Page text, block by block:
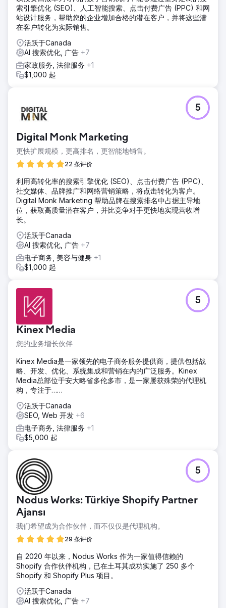
索引擎优化 (SEO)、人工智能搜索、点击付费广告 (PPC) 和网
站设计服务，帮助您的企业增加合格的潜在客户，并将这些潜
在客户转化为实际销售。
活跃于Canada
AI 搜索优化, 广告 +7
家政服务, 法律服务 +1
$1,000 起
Digital Monk Marketing
更快扩展规模，更高排名，更智能地销售。
22 条评价
5
利用高转化率的搜索引擎优化 (SEO)、点击付费广告 (PPC)、
社交媒体、品牌推广和网络营销策略，将点击转化为客户。
Digital Monk Marketing 帮助品牌在搜索排名中占据主导地
位，获取高质量潜在客户，并比竞争对手更快地实现营收增
长。
活跃于Canada
AI 搜索优化, 广告 +7
电子商务, 美容与健身 +1
$1,000 起
Kinex Media
您的业务增长伙伴
5
Kinex Media是一家领先的电子商务服务提供商，提供包括战
略、开发、优化、系统集成和营销在内的广泛服务。Kinex
Media总部位于安大略省多伦多市，是一家屡获殊荣的代理机
构，专注于……
活跃于Canada
SEO, Web 开发 +6
电子商务, 法律服务 +1
$5,000 起
Nodus Works: Türkiye Shopify Partner
Ajansı
我们希望成为合作伙伴，而不仅仅是代理机构。
29 条评价
5
自 2020 年以来，Nodus Works 作为一家值得信赖的
Shopify 合作伙伴机构，已在土耳其成功实施了 250 多个
Shopify 和 Shopify Plus 项目。
活跃于Canada
AI 搜索优化, 广告 +7